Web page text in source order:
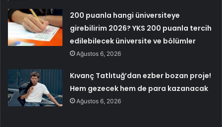
200 puanla hangi üniversiteye
girebilirim 2026? YKS 200 puanla tercih
edilebilecek üniversite ve bölümler
Ağustos 6, 2026
Kıvanç Tatlıtuğ’dan ezber bozan proje!
Hem gezecek hem de para kazanacak
Ağustos 6, 2026